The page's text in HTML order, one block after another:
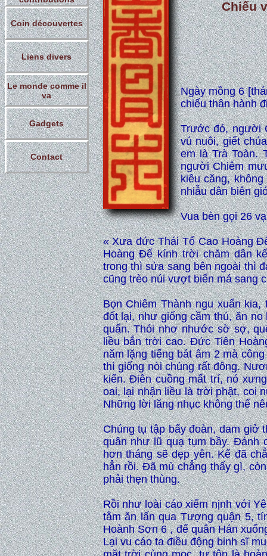
Coin découvertes
Liens divers
Le monde comme il
va
Gadgets
Contact
Chiếu
Ngày mồng 6
chiếu thân hành
Trước đó, người
vú nuôi, giết
em là Trà Toàn.
người Chiêm
kiêu căng,
nhiẫu dân biên
Vua bèn gọi 26
« Xưa đức Thái Tổ Cao Hoàng
Hoàng Đế kính trời chăm dân
trong thì sửa sang bên ngoài thì
cũng trèo núi vượt biển má sang
Bọn Chiêm Thành ngu xuẩn
đốt lại, như giống cầm thú, ăn
quẩn. Thói nhơ nhước sờ sợ,
liều bắn trời cao. Đức Tiên
năm lặng tiếng bát âm 2 mà
thì giống nòi chúng rất đông.
kiến. Điên cuồng mất trí, nó
oai, lại nhận liều là trời phật, coi
Những lời lăng nhục không thể
Chúng tụ tập bẩy đoàn, dam giở
quân như lũ quạ tụm bầy. Đánh
hơn tháng sẽ dẹp yên. Kế đã
hẳn rồi. Đã mù chẳng thấy gì,
phải thẹn thùng.
Rồi như loài cáo xiểm nịnh với
tằm ăn lấn qua Tượng quận 5,
Hoành Sơn 6 , để quân Hán
Lại vu cáo ta điều động binh sĩ